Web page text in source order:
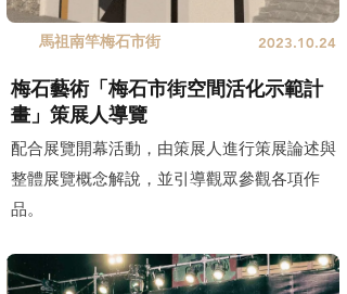
馬祖南竿梅石市街 2023.10.24
梅石藝術「梅石市街空間活化示範計
畫」策展人導覽
配合展覽開幕活動，由策展人進行策展論述與
整體展覽概念解說，並引導觀眾參觀各項作
品。